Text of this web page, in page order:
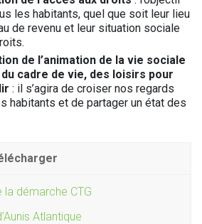
les habitants, quel que soit leur lieu
de revenu et leur situation sociale
de l’animation de la vie sociale
cadre de vie, des loisirs pour
: il s’agira de croiser nos regards
habitants et de partager un état des
la démarche CTG
Atlantique